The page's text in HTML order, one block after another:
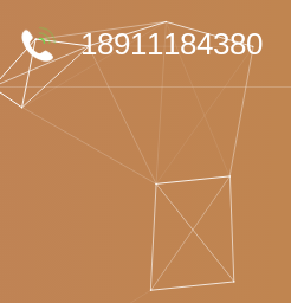
18911184380